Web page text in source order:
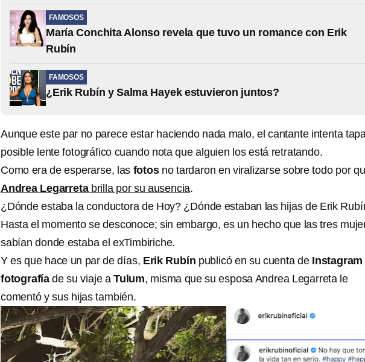
FAMOSOS
María Conchita Alonso revela que tuvo un romance con Erik
Rubín
FAMOSOS
¿Erik Rubín y Salma Hayek estuvieron juntos?
Aunque este par no parece estar haciendo nada malo, el cantante intenta
posible lente fotográfico cuando nota que alguien los está retratando.
Como era de esperarse, las fotosno tardaron en viralizarse sobre todo por
Andrea Legarretabrilla por su ausencia.
¿Dónde estaba la conductora de Hoy? ¿Dónde estaban las hijas de Erik
Hasta el momento se desconoce; sin embargo, es un hecho que las tres
sabían donde estaba el exTimbiriche.
Y es que hace un par de días, Erik Rubín publicó en su cuenta de Instagram
fotografía de su viaje a Tulum, misma que su esposa Andrea Legarreta le
comentó y sus hijas también.